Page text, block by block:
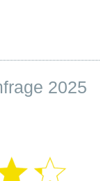
2025